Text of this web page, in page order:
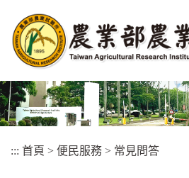
容
區
塊
::: 首頁 > 便民服務 > 常見問答